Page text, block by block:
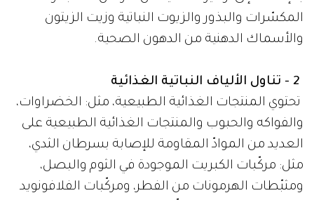
المكسّرات والبذور والزيوت النباتية وزيت الزيتون
والأسماك الدهنية من الدهون الصحية.
تحتوي المنتجات الغذائية الطبيعية، مثل: الخضراوات،
والفواكه والحبوب والمنتجات الغذائية الطبيعية على
العديد من الموادّ المقاومة للإصابة بسرطان الثدي،
مثل: مركّبات الكبريت الموجودة في الثوم والبصل،
ومثبّطات الهرمونات من الفطر، ومركّبات الفلافونويد